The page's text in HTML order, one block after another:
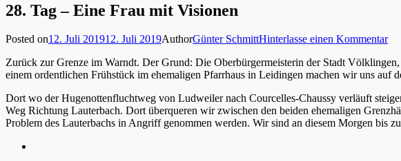
28. Tag – Eine Frau mit Visionen
Posted on12. Juli 201912. Juli 2019AuthorGünter SchmittHinterlasse einen Kommentar
Zurück zur Grenze im Warndt. Der Grund: Die Oberbürgermeisterin der Stadt
einem ordentlichen Frühstück im ehemaligen Pfarrhaus in Leidingen machen wir uns auf
Dort wo der Hugenottenfluchtweg von Ludweiler nach Courcelles-Chaussy verläuft
Weg Richtung Lauterbach. Dort überqueren wir zwischen den beiden ehemaligen
Problem des Lauterbachs in Angriff genommen werden. Wir sind an diesem Morgen bis